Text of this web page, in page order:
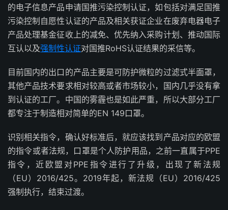
的电子信息产品申请国推污染控制认证，如包括对满足国推
污染控制自愿性认证的产品及相关获证企业在废弃电器电子
产品处理基金征收上的减免、优先纳入采购计划、推动国际
互认以及强制性认证对国推RoHS认证结果的采信等。
目前国内的出口的产品主要是可防护微粒的过滤式半面罩，
其他产品技术要求相对较高或者市场较小，国内几乎没有拿
到认证的工厂。中国的雾霾也是如此严重，所以大部分工厂
都专注于制造相对简单的EN 149口罩。
识别相关指令，确认好标准后，就应该找到产品对应的欧盟
的指令或者法规，口罩是个人防护用品，之前一直属于PPE
指令，近欧盟对PPE指令进行了升级，出现了新法规
（EU）2016/425。2019年起，新法规（EU）2016/425
强制执行，结束过渡。